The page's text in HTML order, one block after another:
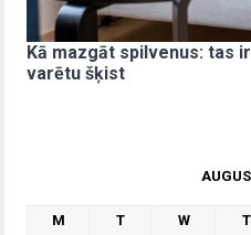
Kā mazgāt spilvenus: tas
varētu šķist
M T W T